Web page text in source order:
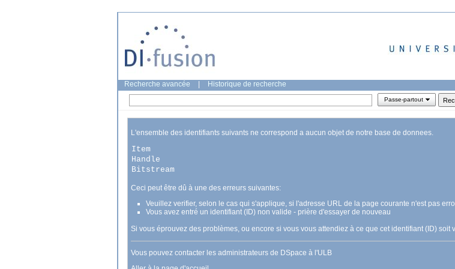
Recherche avancée Historique de recherche
Passe-partout
L'ensemble des identifiants suivants ne correspond a aucun objet de notre base de donnees.
Item
Handle
Bitstream
Ceci peut être dû à une des erreurs suivantes:
Veuillez verifier, selon le cas qui s'applique, si l'adresse URL de la page courante n'est pas
Vous avez entré un identifiant (ID) non valide - prière d'essayer de nouveau
Si vous éprouvez des problèmes, ou encore si vous vous attendiez à ce que cet identifiant (ID)
Vous pouvez contacter les administrateurs de DSpace à l'ULB